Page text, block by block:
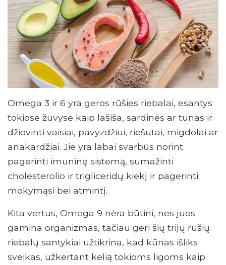
Omega 3 ir 6 yra geros rūšies riebalai, esantys
tokiose žuvyse kaip lašiša, sardinės ar tunas ir
džiovinti vaisiai, pavyzdžiui, riešutai, migdolai ar
anakardžiai. Jie yra labai svarbūs norint
pagerinti imuninę sistemą, sumažinti
cholesterolio ir trigliceridų kiekį ir pagerinti
mokymąsi bei atmintį.
Kita vertus, Omega 9 nėra būtini, nes juos
gamina organizmas, tačiau geri šių trijų rūšių
riebalų santykiai užtikrina, kad kūnas išliks
sveikas, užkertant kelią tokioms ligoms kaip